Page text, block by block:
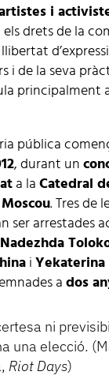
i
els drets de la
i de la seva
principalment
pública
, durant un
a laCatedral
. Tres de
ser arrestades
Nadezhda
iYekaterina
ados
ni
una elecció. (
Riot Days)